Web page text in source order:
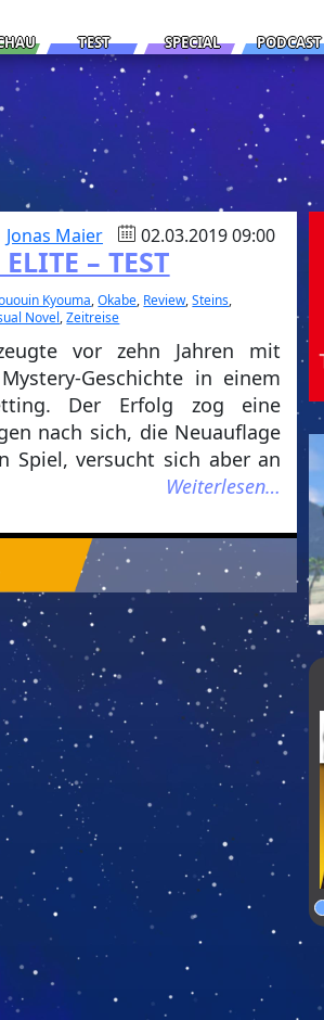
TEST SPECIAL PODCAST
Jonas Maier 02.03.2019 09:00
– TEST
Kyouma,Okabe, Review,Steins,
Novel,Zeitreise
vor zehn Jahren mit
Geschichte in einem
Der Erfolg zog eine
nach sich, die Neuauflage
Spiel, versucht sich aber an
Weiterlesen…